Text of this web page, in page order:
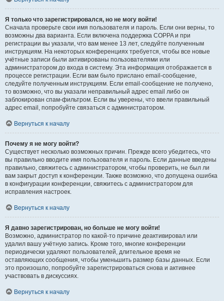
Я только что зарегистрировался, но не могу войти!
Сначала проверьте свои имя пользователя и пароль. Если они верны, то
возможны два варианта. Если включена поддержка COPPA и при
регистрации вы указали, что вам менее 13 лет, следуйте полученным
инструкциям. На некоторых конференциях требуется, чтобы все новые
учётные записи были активированы пользователями или
администратором до входа в систему. Эта информация отображается в
процессе регистрации. Если вам было прислано email-сообщение,
следуйте полученным инструкциям. Если email-сообщение не получено,
то возможно, что вы указали неправильный адрес email либо он
заблокирован спам-фильтром. Если вы уверены, что ввели правильный
адрес email, попробуйте связаться с администратором.
Вернуться к началу
Почему я не могу войти?
Существует несколько возможных причин. Прежде всего убедитесь, что
вы правильно вводите имя пользователя и пароль. Если данные введены
правильно, свяжитесь с администратором, чтобы проверить, не был ли
вам закрыт доступ к конференции. Также возможно, что допущена ошибка
в конфигурации конференции, свяжитесь с администратором для
исправления настроек.
Вернуться к началу
Я давно зарегистрирован, но больше не могу войти!
Возможно, администратор по какой-то причине деактивировал или
удалил вашу учётную запись. Кроме того, многие конференции
периодически удаляют пользователей, длительное время не
оставляющих сообщения, чтобы уменьшить размер базы данных. Если
это произошло, попробуйте зарегистрироваться снова и активнее
участвовать в дискуссиях.
Вернуться к началу